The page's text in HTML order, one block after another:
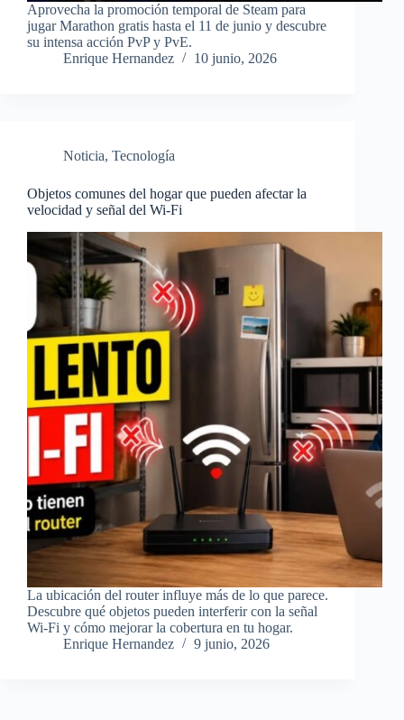
Aprovecha la promoción temporal de Steam para
jugar Marathon gratis hasta el 11 de junio y descubre
su intensa acción PvP y PvE.
Enrique Hernandez
10 junio, 2026
Noticia, Tecnología
Objetos comunes del hogar que pueden afectar la
velocidad y señal del Wi-Fi
La ubicación del router influye más de lo que parece.
Descubre qué objetos pueden interferir con la señal
Wi-Fi y cómo mejorar la cobertura en tu hogar.
Enrique Hernandez
9 junio, 2026